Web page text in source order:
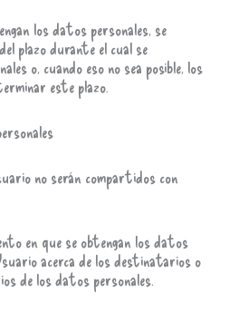
los datos personales, se
plazo durante el cual se
o, cuando eso no sea posible, los
este plazo.
no serán compartidos con
en que se obtengan los datos
acerca de los destinatarios o
de los datos personales.